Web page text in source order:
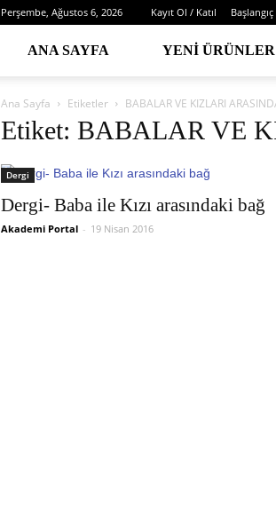
Perşembe, Ağustos 6, 2026 Kayıt Ol / Katıl Başlangıç
ANA SAYFA YENI ÜRÜNLER
Ana Sayfa Etiketler BABALAR VE KIZLARI
Etiket: BABALAR VE
Dergi
Dergi- Baba ile Kızı arasındaki bağ
Akademi Portal - 19 Nisan 2016